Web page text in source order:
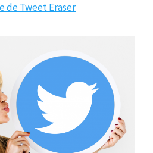
de Tweet Eraser